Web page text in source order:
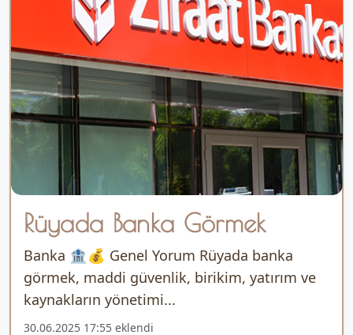
Rüyada Banka Görmek
Banka 🏦💰 Genel Yorum Rüyada banka
görmek, maddi güvenlik, birikim, yatırım ve
kaynakların yönetimi...
30.06.2025 17:55 eklendi